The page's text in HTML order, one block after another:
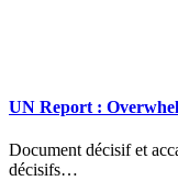
UN Report :
Document décisif et accablant, et face duquel les hésitations de certain.e.s à prendre des sanctions et à s’engager par des actes
décisifs…